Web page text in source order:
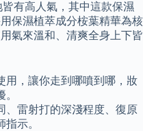
有高人氣，其中這款保濕
保濕植萃成分桉葉精華為核
氣來溫和、清爽全身上下皆
用，讓你走到哪噴到哪，妝
、雷射打的深淺程度、復原
示。